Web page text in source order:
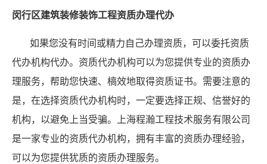
闵行区建筑装修装饰工程资质办理代办
如果您没有时间或精力自己办理资质，可以委托资质
代办机构代办。资质代办机构可以为您提供专业的资质办
理服务，帮助您快速、槁效地取得资质证书。需要注意的
是，在选择资质代办机构时，一定要选择正规、信誉好的
机构，以避免上当受骗。上海程瀚工程技术服务有限公司
是一家专业的资质代办机构，拥有丰富的资质办理经验，
可以为您提供犹质的资质办理服务。